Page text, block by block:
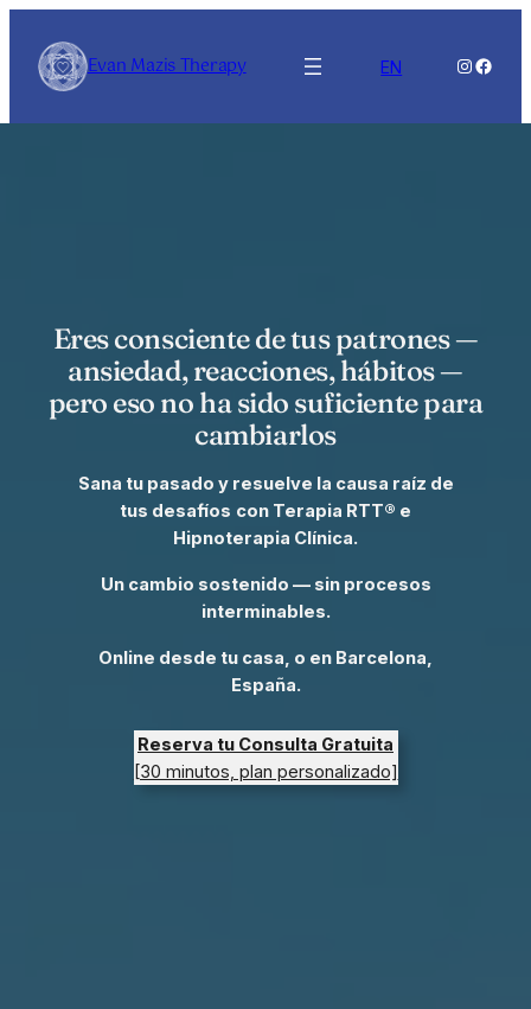
Evan Mazis Therapy EN
Eres consciente de tus patrones —
ansiedad, reacciones, hábitos —
pero eso no ha sido suficiente para
cambiarlos
Sana tu pasado y resuelve la causa raíz de
tus desafíos con Terapia RTT® e
Hipnoterapia Clínica.
Un cambio sostenido — sin procesos
interminables.
Online desde tu casa, o en Barcelona,
España.
Reserva tu Consulta Gratuita
[30 minutos, plan personalizado]